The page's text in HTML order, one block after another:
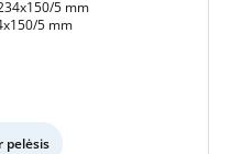
5 mm
5 mm
pelėsis